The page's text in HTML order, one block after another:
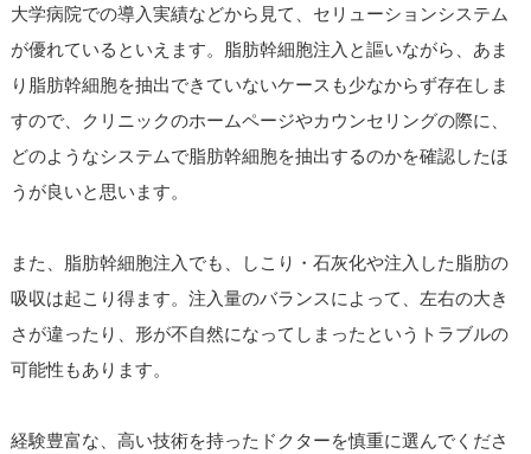
大学病院での導入実績などから見て、セリューションシステム
が優れているといえます。脂肪幹細胞注入と謳いながら、あま
り脂肪幹細胞を抽出できていないケースも少なからず存在しま
すので、クリニックのホームページやカウンセリングの際に、
どのようなシステムで脂肪幹細胞を抽出するのかを確認したほ
うが良いと思います。
また、脂肪幹細胞注入でも、しこり・石灰化や注入した脂肪の
吸収は起こり得ます。注入量のバランスによって、左右の大き
さが違ったり、形が不自然になってしまったというトラブルの
可能性もあります。
経験豊富な、高い技術を持ったドクターを慎重に選んでくださ